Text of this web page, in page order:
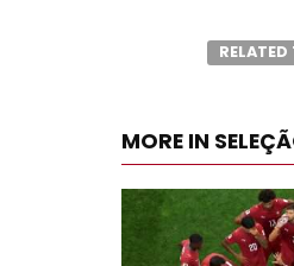
MORE IN